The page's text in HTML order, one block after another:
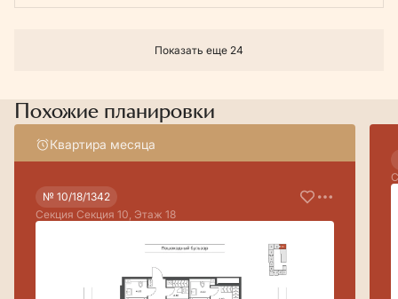
Показать еще 24
Похожие планировки
Квартира месяца
№ 10/18/1342
Секция Секция 10, Этаж 18